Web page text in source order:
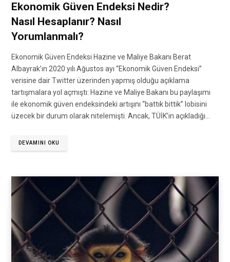
Ekonomik Güven Endeksi Nedir?
Nasıl Hesaplanır? Nasıl
Yorumlanmalı?
Ekonomik Güven Endeksi Hazine ve Maliye Bakanı Berat
Albayrak’ın 2020 yılı Ağustos ayı “Ekonomik Güven Endeksi”
verisine dair Twitter üzerinden yapmış olduğu açıklama
tartışmalara yol açmıştı: Hazine ve Maliye Bakanı bu paylaşımı
ile ekonomik güven endeksindeki artışını “battık bittik” lobisini
üzecek bir durum olarak nitelemişti. Ancak, TÜİK’in açıkladığı…
DEVAMINI OKU